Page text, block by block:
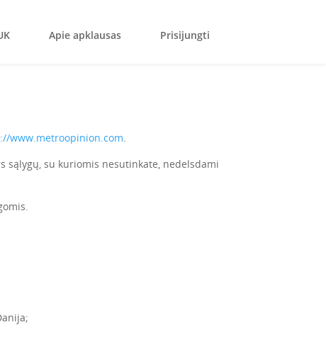
Apie apklausas Prisijungti
www.metroopinion.com.
sąlygų, su kuriomis nesutinkate, nedelsdami